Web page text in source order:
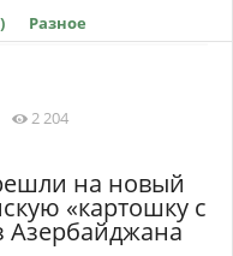
Разное
2 204
на новый
«картошку с
Азербайджана